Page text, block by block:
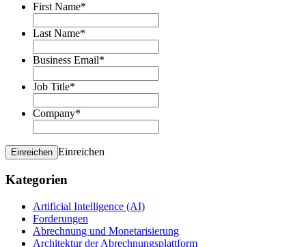
First Name*
Last Name*
Business Email*
Job Title*
Company*
Einreichen Einreichen
Kategorien
Artificial Intelligence (AI)
Forderungen
Abrechnung und Monetarisierung
Architektur der Abrechnungsplattform